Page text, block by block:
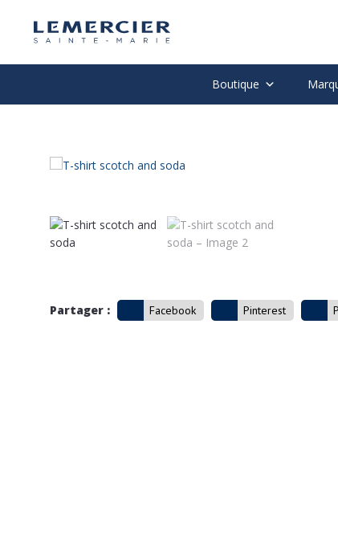
Boutique
Partager : Facebook Pinterest